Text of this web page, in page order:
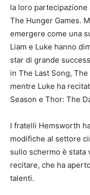
la loro
The Hunger Games.
emergere come una
Liam e Luke hanno
star di grande
in The Last Song,
mentre Luke ha
Season e Thor: The
I fratelli Hemsworth
modifiche al settore
sullo schermo è stata
recitare, che ha
talenti.